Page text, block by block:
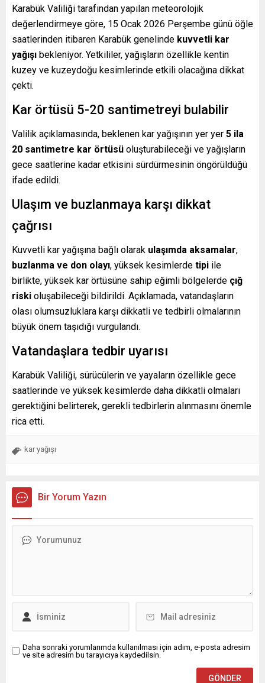
Karabük Valiliği tarafından yapılan meteorolojik
değerlendirmeye göre, 15 Ocak 2026 Perşembe günü öğle
saatlerinden itibaren Karabük genelinde kuvvetli kar
yağışı bekleniyor. Yetkililer, yağışların özellikle kentin
kuzey ve kuzeydoğu kesimlerinde etkili olacağına dikkat
çekti.
Kar örtüsü 5-20 santimetreyi bulabilir
Valilik açıklamasında, beklenen kar yağışının yer yer 5 ila
20 santimetre kar örtüsü oluşturabileceği ve yağışların
gece saatlerine kadar etkisini sürdürmesinin öngörüldüğü
ifade edildi.
Ulaşım ve buzlanmaya karşı dikkat
çağrısı
Kuvvetli kar yağışına bağlı olarak ulaşımda aksamalar,
buzlanma ve don olayı, yüksek kesimlerde tipi ile
birlikte, yüksek kar örtüsüne sahip eğimli bölgelerde çığ
riski oluşabileceği bildirildi. Açıklamada, vatandaşların
olası olumsuzluklara karşı dikkatli ve tedbirli olmalarının
büyük önem taşıdığı vurgulandı.
Vatandaşlara tedbir uyarısı
Karabük Valiliği, sürücülerin ve yayaların özellikle gece
saatlerinde ve yüksek kesimlerde daha dikkatli olmaları
gerektiğini belirterek, gerekli tedbirlerin alınmasını önemle
rica etti.
kar yağışı
Bir Yorum Yazın
Daha sonraki yorumlarımda kullanılması için adım, e-posta adresim
ve site adresim bu tarayıcıya kaydedilsin.